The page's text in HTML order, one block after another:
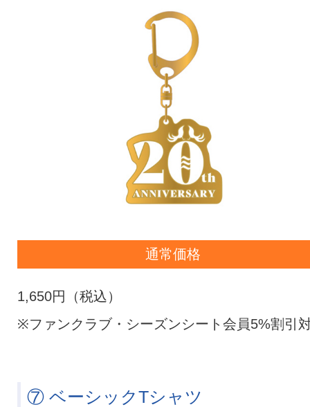
通常価格
1,650円（税込）
※ファンクラブ・シーズンシート会員5%割引
⑦ ベーシックTシャツ